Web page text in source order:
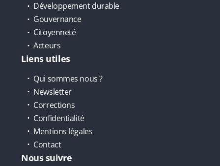
Développement durable
Gouvernance
Citoyenneté
Acteurs
Liens utiles
Qui sommes nous ?
Newsletter
Corrections
Confidentialité
Mentions légales
Contact
Nous suivre